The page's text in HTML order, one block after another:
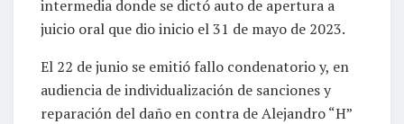
intermedia donde se dictó auto de apertura a
juicio oral que dio inicio el 31 de mayo de 2023.
El 22 de junio se emitió fallo condenatorio y, en
audiencia de individualización de sanciones y
reparación del daño en contra de Alejandro “H”